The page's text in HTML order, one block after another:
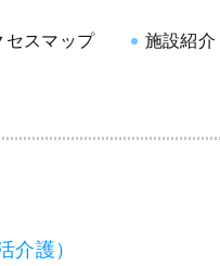
セスマップ 施設紹介
介護）